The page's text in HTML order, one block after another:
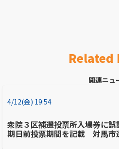
Related
関連ニュ
4/12(金) 19:54
衆院３区補選投票所入場券に
期日前投票期間を記載 対馬市